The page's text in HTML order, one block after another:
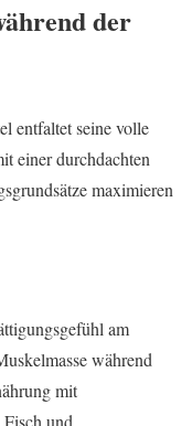
der
entfaltet seine volle
einer durchdachten
maximieren
am
während
mit
und